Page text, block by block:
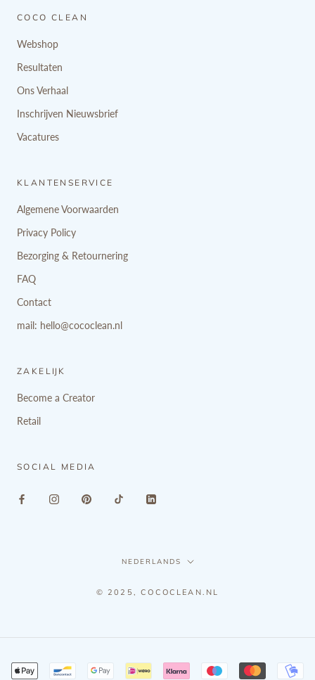
COCO CLEAN
Webshop
Resultaten
Ons Verhaal
Inschrijven Nieuwsbrief
Vacatures
KLANTENSERVICE
Algemene Voorwaarden
Privacy Policy
Bezorging & Retournering
FAQ
Contact
mail: hello@cococlean.nl
ZAKELIJK
Become a Creator
Retail
SOCIAL MEDIA
Taal
NEDERLANDS
© 2025, COCOCLEAN.NL